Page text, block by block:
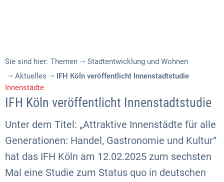
Sie sind hier: Themen
Stadtentwicklung und Wohnen
Aktuelles
IFH Köln veröffentlicht Innenstadtstudie
Innenstädte
IFH Köln veröffentlicht Innenstadtstudie
Unter dem Titel: „Attraktive Innenstädte für alle
Generationen: Handel, Gastronomie und Kultur“
hat das IFH Köln am 12.02.2025 zum sechsten
Mal eine Studie zum Status quo in deutschen